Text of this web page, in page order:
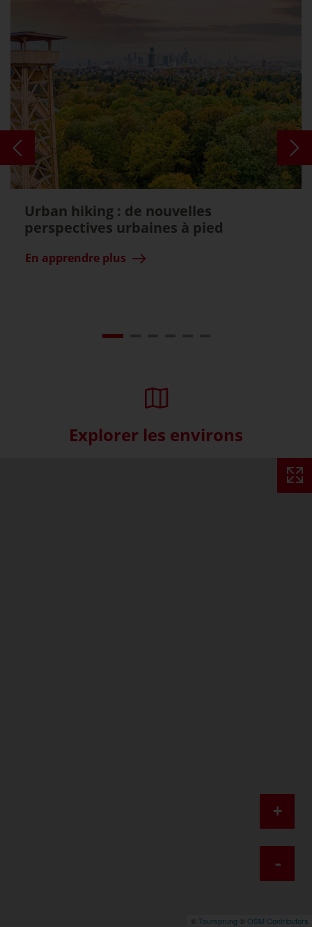
Urban hiking : de nouvelles
perspectives urbaines à pied
En apprendre plus
Explorer les environs
Skip interactive map (Not
+
-
© Toursprung © OSM Contributors